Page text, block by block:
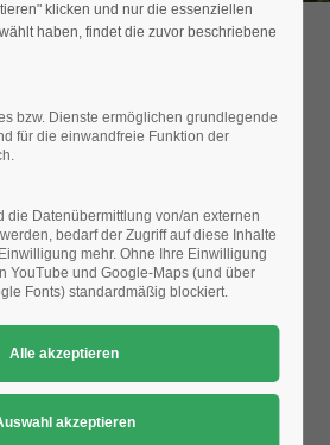
customers
(GMT +1)
nicht angezeigt.
Einstellungen, indem Sie
Medien" zulassen.
klicken und nur die essenziellen
haben, findet die zuvor beschriebene
bzw. Dienste ermöglichen grundlegende
für die einwandfreie Funktion der
die Datenübermittlung von/an externen
bedarf der Zugriff auf diese Inhalte
mehr. Ohne Ihre Einwilligung
YouTube und Google-Maps (und über
Fonts) standardmäßig blockiert.